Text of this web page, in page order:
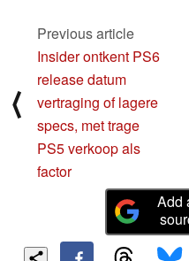
⟨
Previous article
Insider ontkent PS6
release datum
vertraging of lagere
specs, met trage
PS5 verkoop als
factor
Add